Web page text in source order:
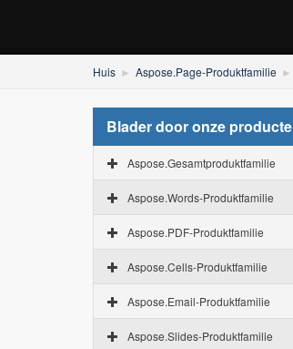
Huis Aspose.Page-Produktfamilie
Blader door onze
Aspose.Gesamtproduktfamilie
Aspose.Words-Produktfamilie
Aspose.PDF-Produktfamilie
Aspose.Cells-Produktfamilie
Aspose.Email-Produktfamilie
Aspose.Slides-Produktfamilie